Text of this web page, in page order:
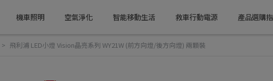
機車照明 空氣淨化 智能移動生活 救車行動電源 產品選購
飛利浦 LED小燈 Vision晶亮系列 WY21W (前方向燈/後方向燈) 兩顆裝